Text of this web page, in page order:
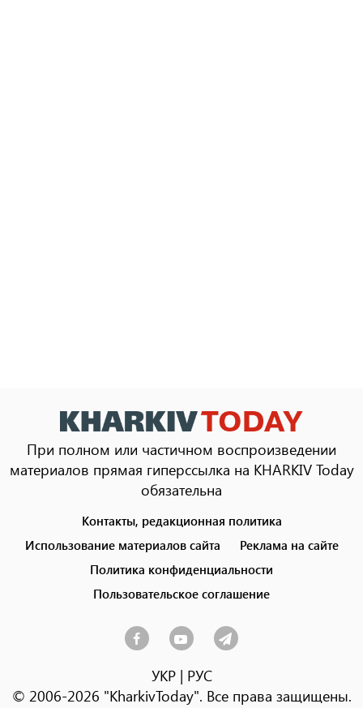
При полном или частичном воспроизведении
материалов прямая гиперссылка на KHARKIV Today
обязательна
menu
Контакты, редакционная политика
Использование материалов сайта
Реклама на сайте
Политика конфиденциальности
Пользовательское соглашение
УКР| РУС
© 2006-2026 "KharkivToday". Все права защищены.